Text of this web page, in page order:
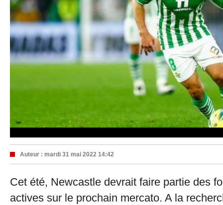
Auteur : mardi 31 mai 2022 14:42
Cet été, Newcastle devrait faire partie des
actives sur le prochain mercato. A la